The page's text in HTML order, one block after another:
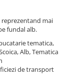
mai
fundal alb.
tematica,
Alb, Tematica
de transport